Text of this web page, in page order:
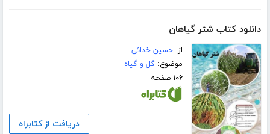
دانلود کتاب شتر گیاهان
از:حسین خدائی
موضوع:گل و گیاه
۱۰۶ صفحه
دریافت از کتابراه